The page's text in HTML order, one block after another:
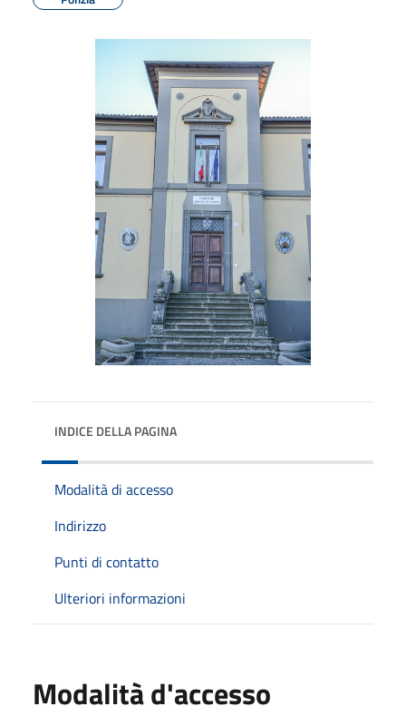
INDICE DELLA PAGINA
Modalità di accesso
Indirizzo
Punti di contatto
Ulteriori informazioni
Modalità d'accesso